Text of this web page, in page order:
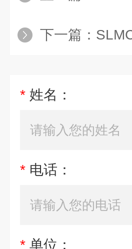
下一篇：
* 姓名：
* 电话：
* 单位：